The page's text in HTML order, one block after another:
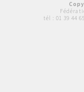
tél : 01 39 44